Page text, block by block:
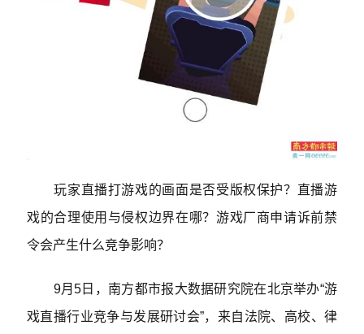
玩家直播打游戏的画面是否受版权保护？直播游
戏的合理使用与侵权边界在哪？游戏厂商申请诉前禁
令会产生什么竞争影响？
9月5日，南方都市报大数据研究院在北京举办“游
戏直播行业竞争与发展研讨会”，来自法院、高校、律